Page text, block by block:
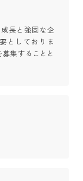
長と強固な企
としておりま
集することと